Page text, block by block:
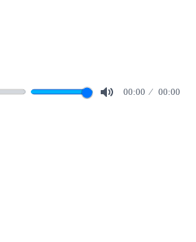
00:00 00:00